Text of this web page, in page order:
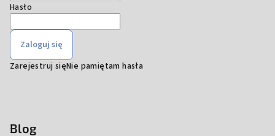
Hasło
Zaloguj się
Zarejestruj sięNie pamiętam hasła
Blog